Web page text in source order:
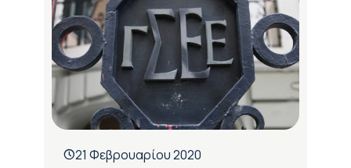
21 Φεβρουαρίου 2020